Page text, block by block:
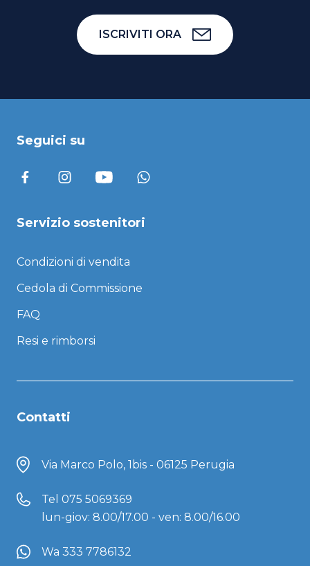
ISCRIVITI ORA
Seguici su
Servizio sostenitori
Condizioni di vendita
Cedola di Commissione
FAQ
Resi e rimborsi
Contatti
Via Marco Polo, 1bis - 06125 Perugia
Tel 075 5069369
lun-giov: 8.00/17.00 - ven: 8.00/16.00
Wa 333 7786132